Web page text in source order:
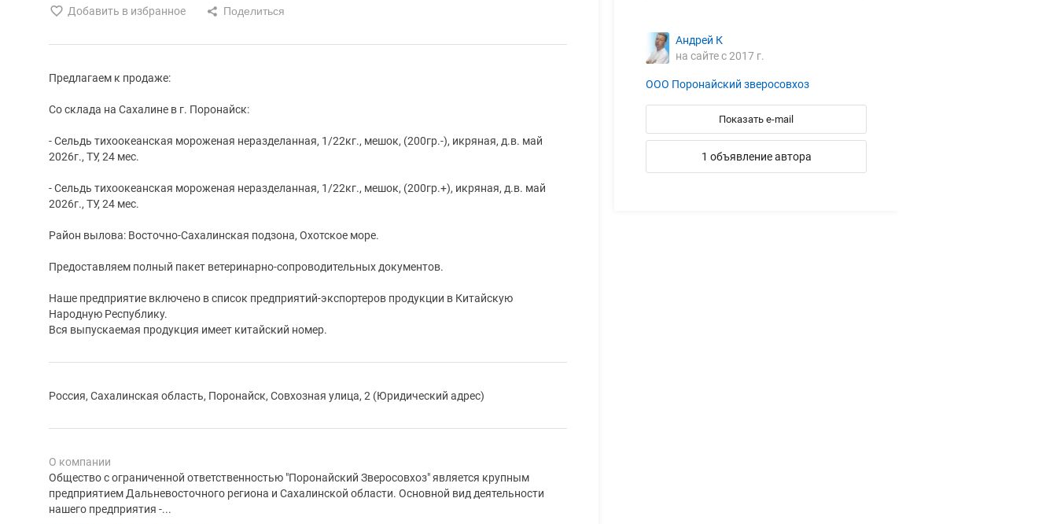
Добавить в избранное
Предлагаем к продаже:
Со склада на Сахалине в г. Поронайск:
- Сельдь тихоокеанская мороженая неразделанная, 1/22кг., мешок, (200гр.-), икряная, д.в. май
2026г., ТУ, 24 мес.
- Сельдь тихоокеанская мороженая неразделанная, 1/22кг., мешок, (200гр.+), икряная, д.в. май
2026г., ТУ, 24 мес.
Район вылова: Восточно-Сахалинская подзона, Охотское море.
Предоставляем полный пакет ветеринарно-сопроводительных документов.
Наше предприятие включено в список предприятий-экспортеров продукции в Китайскую
Народную Республику.
Вся выпускаемая продукция имеет китайский номер.
Россия, Сахалинская область, Поронайск, Совхозная улица, 2 (Юридический адрес)
О компании
Общество с ограниченной ответственностью "Поронайский Зверосовхоз" является крупным
предприятием Дальневосточного региона и Сахалинской области. Основной вид деятельности
нашего предприятия -...
Андрей К
на сайте с 2017 г.
ООО Поронайский зверосовхоз
Показать e-mail
1 объявление автора